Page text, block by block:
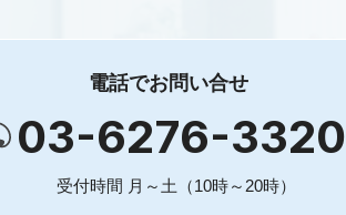
電話でお問い合せ
03-6276-3320
受付時間 月～土（10時～20時）